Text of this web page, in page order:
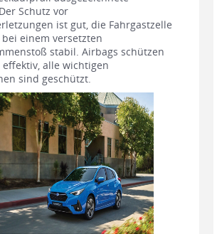
Schutz vor
ist gut, die Fahrgastzelle
einem versetzten
stabil. Airbags schützen
effektiv, alle wichtigen
sind geschützt.